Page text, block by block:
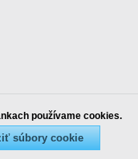
TRH nehnuteľností
používame cookies.